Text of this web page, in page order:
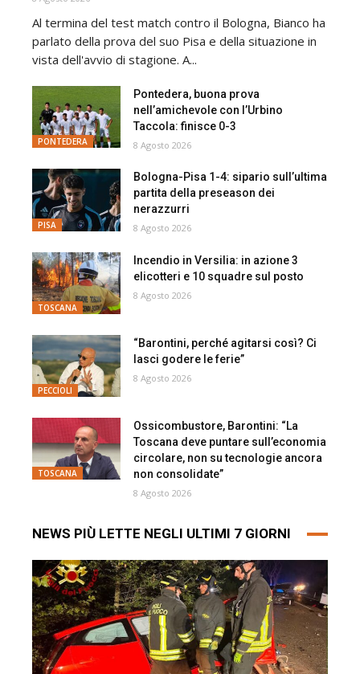
Al termina del test match contro il Bologna, Bianco ha
parlato della prova del suo Pisa e della situazione in
vista dell'avvio di stagione. A...
PONTEDERA
Pontedera, buona prova
nell’amichevole con l’Urbino
Taccola: finisce 0-3
8 Agosto 2026
PISA
Bologna-Pisa 1-4: sipario sull’ultima
partita della preseason dei
nerazzurri
8 Agosto 2026
TOSCANA
Incendio in Versilia: in azione 3
elicotteri e 10 squadre sul posto
8 Agosto 2026
PECCIOLI
“Barontini, perché agitarsi così? Ci
lasci godere le ferie”
8 Agosto 2026
TOSCANA
Ossicombustore, Barontini: “La
Toscana deve puntare sull’economia
circolare, non su tecnologie ancora
non consolidate”
8 Agosto 2026
NEWS PIÙ LETTE NEGLI ULTIMI 7 GIORNI